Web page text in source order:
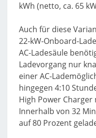
kWh (netto, ca. 65
Auch für diese
22-kW-Onboard-
AC-Ladesäule
Ladevorgang nur
einer AC-
hingegen 4:10
High Power Charger
Innerhalb von 32
auf 80 Prozent